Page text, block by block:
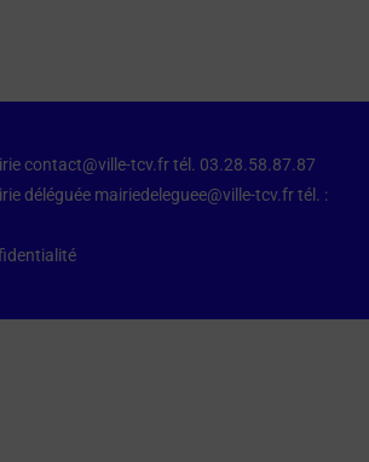
contact@ville-tcv.fr tél. 03.28.58.87.87
déléguée mairiedeleguee@ville-tcv.fr tél. :